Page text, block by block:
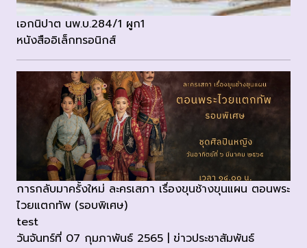
เอกนิปาต นพ.บ.284/1 ผูก1
หนังสืออิเล็กทรอนิกส์
การกลับมาครั้งใหม่ ละครเสภา เรื่องขุนช้างขุนแผน ตอนพระ
ไวยแตกทัพ (รอบพิเศษ)
test
วันจันทร์ที่ 07 กุมภาพันธ์ 2565 | ข่าวประชาสัมพันธ์